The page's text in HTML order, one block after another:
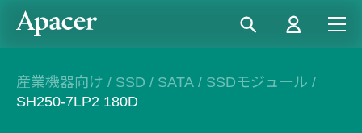
産業機器向け / SSD / SATA / SSDモジュール /
SH250-7LP2 180D